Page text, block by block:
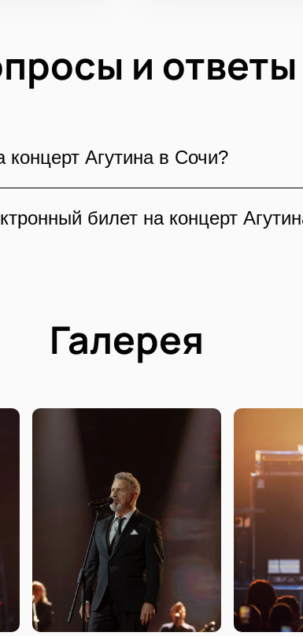
и ответы
концерт Агутина в Сочи?
сектора и близости к сцене. На
чтобы выбрать удобные места и
билет на концерт
Галерея